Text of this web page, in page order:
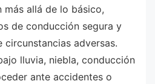
más allá de lo básico,
de conducción segura y
adversas.
lluvia, niebla, conducción
ante accidentes o